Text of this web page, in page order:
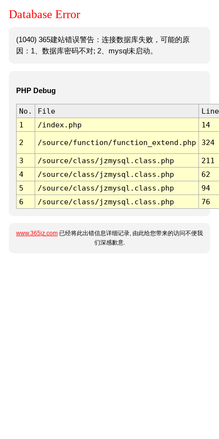
Database Error
(1040) 365建站错误警告：连接数据库失败，可能的原
因：1、数据库密码不对; 2、mysql未启动。
PHP Debug
No. File
Line
1
/index.php 14
2 /source/function/function_extend.php 324
3 /source/class/jzmysql.class.php
211
4
/source/class/jzmysql.class.php
62
5
/source/class/jzmysql.class.php
94
6
/source/class/jzmysql.class.php 76
www.365jz.com 已经将此出错信息详细记录, 由此给您带来的访问不便我
们深感歉意.